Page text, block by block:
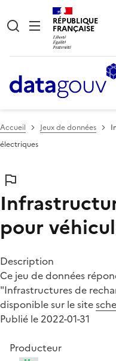
RÉPUBLIQUE
FRANÇAISE
Accueil Jeux de données
électriques
pour
Description
Ce jeu de données
"Infrastructures de
disponible sur le site
Publié le 2022-01-31
Producteur